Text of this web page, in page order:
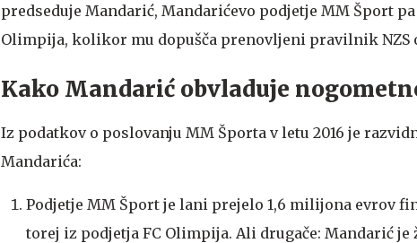
predseduje Mandarić, Mandarićevo podjetje MM Šport
Olimpija, kolikor mu dopušča prenovljeni pravilnik NZS
Kako Mandarić obvladuje
Iz podatkov o poslovanju MM Športa v letu 2016 je
Mandarića:
Podjetje MM Šport je lani prejelo 1,6 milijona evrov
torej iz podjetja FC Olimpija. Ali drugače: Mandarić je